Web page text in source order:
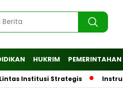
HUKRIM PEMERINTAHAN
Strategis Instruksi Wali